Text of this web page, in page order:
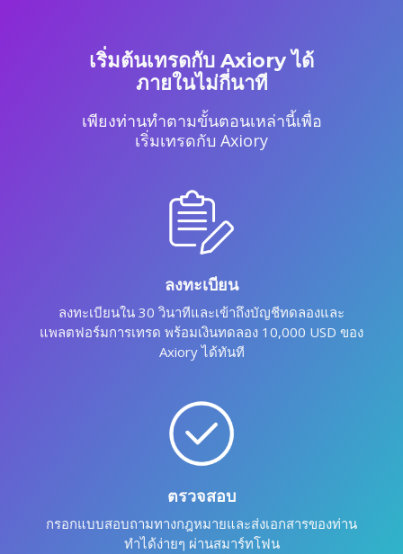
เริ่มต้นเทรดกับ Axiory ได้
ภายในไม่กี่นาที
เพียงท่านทำตามขั้นตอนเหล่านี้เพื่อ
เริ่มเทรดกับ Axiory
ลงทะเบียน
ลงทะเบียนใน 30 วินาทีและเข้าถึงบัญชีทดลองและ
แพลตฟอร์มการเทรด พร้อมเงินทดลอง 10,000 USD ของ
Axiory ได้ทันที
ตรวจสอบ
กรอกแบบสอบถามทางกฎหมายและส่งเอกสารของท่าน
ทำได้ง่ายๆ ผ่านสมาร์ทโฟน